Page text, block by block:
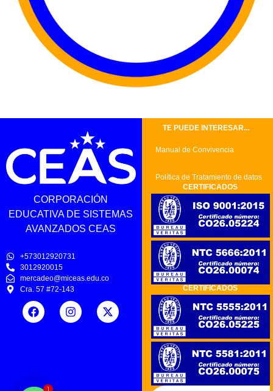
CORPORACIÓN
EDUCATIVA DE SISTEMAS
AVANZADOS CEAS
+573012920731
3012920015
mercadeo@miceas.edu.co
Cra. 57 #72-143
TE PUEDE INTERESAR...
Manual de Convivencia
Política de Tratamiento de datos
CERTIFICADOS
CERTIFICADOS
1